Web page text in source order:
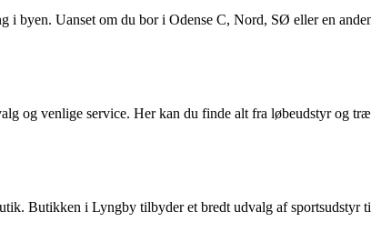
i byen. Uanset om du bor i Odense C, Nord, SØ eller en
og venlige service. Her kan du finde alt fra løbeudstyr og
Butikken i Lyngby tilbyder et bredt udvalg af